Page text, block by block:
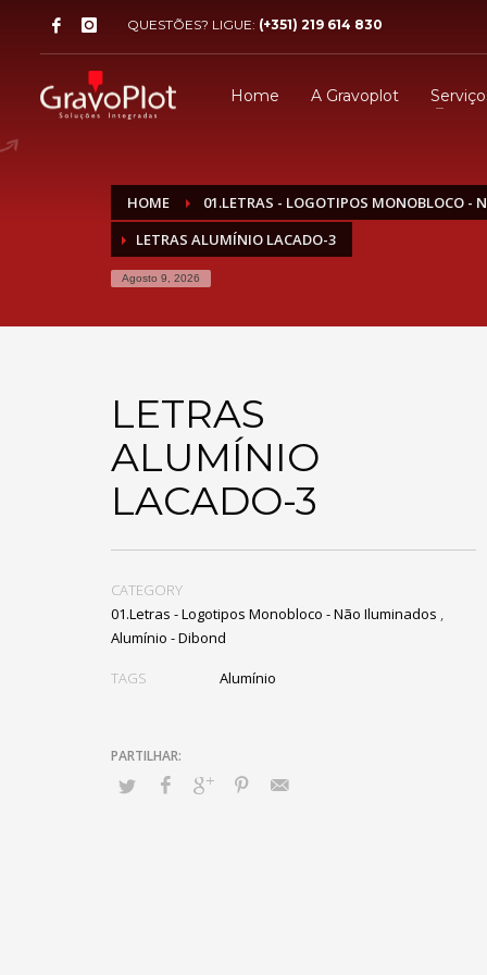
QUESTÕES? LIGUE: (+351) 219 614 830
Home A Gravoplot
HOME
01.LETRAS - LOGOTIPOS MONOBLOCO -
LETRAS ALUMÍNIO LACADO-3
Agosto 9, 2026
LETRAS
ALUMÍNIO
LACADO-3
CATEGORY
01.Letras - Logotipos Monobloco - Não Iluminados ,
Alumínio - Dibond
TAGS Alumínio